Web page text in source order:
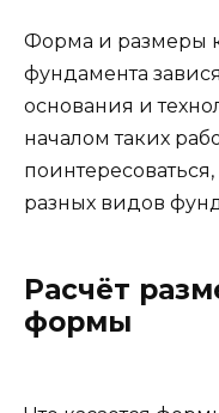
Форма и размеры
фундамента
основания и
началом таких
разных видов
Расчёт
формы